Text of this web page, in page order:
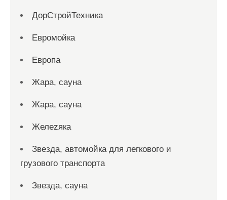
ДорСтройТехника
Евромойка
Европа
Жара, сауна
Жара, сауна
Желеzяка
Звезда, автомойка для легкового и
грузового транспорта
Звезда, сауна